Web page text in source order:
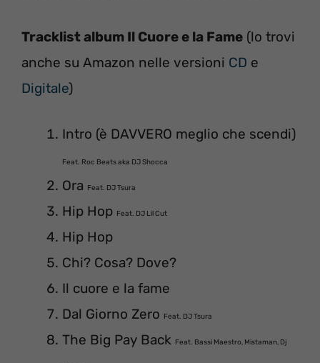
Tracklist album Il Cuore e la Fame (lo trovi
anche su Amazon nelle versioni CD e
Digitale)
Intro (è DAVVERO meglio che scendi)
Feat. Roc Beats aka DJ Shocca
Ora Feat. DJ Tsura
Hip Hop Feat. DJ Lil Cut
Hip Hop
Chi? Cosa? Dove?
Il cuore e la fame
Dal Giorno Zero Feat. DJ Tsura
The Big Pay Back Feat. Bassi Maestro, Mistaman, Dj